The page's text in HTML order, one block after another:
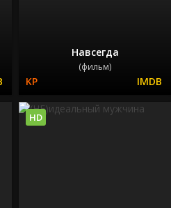
Навсегда
(фильм)
HD